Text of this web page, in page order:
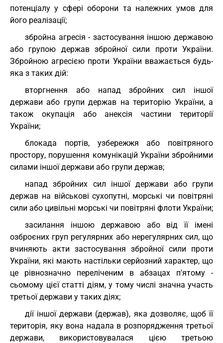
потенціалу у сфері оборони та належних умов для
його реалізації;
збройна агресія - застосування іншою державою
або групою держав збройної сили проти України.
Збройною агресією проти України вважається будь-
яка з таких дій:
вторгнення або напад збройних сил іншої
держави або групи держав на територію України, а
також окупація або анексія частини території
України;
блокада портів, узбережжя або повітряного
простору, порушення комунікацій України збройними
силами іншої держави або групи держав;
напад збройних сил іншої держави або групи
держав на військові сухопутні, морські чи повітряні
сили або цивільні морські чи повітряні флоти України;
засилання іншою державою або від її імені
озброєних груп регулярних або нерегулярних сил, що
вчиняють акти застосування збройної сили проти
України, які мають настільки серйозний характер, що
це рівнозначно переліченим в абзацах п'ятому -
сьомому цієї статті діям, у тому числі значна участь
третьої держави у таких діях;
дії іншої держави (держав), яка дозволяє, щоб її
територія, яку вона надала в розпорядження третьої
держави, використовувалася цією третьою